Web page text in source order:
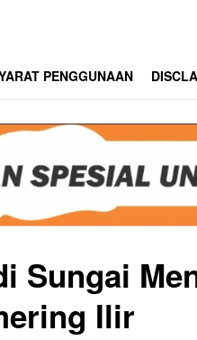
PENGGUNAAN
Sungai
Ilir